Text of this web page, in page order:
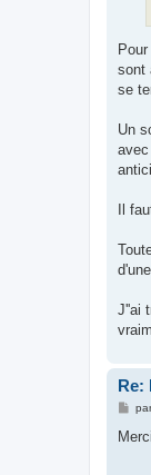
sont
se
Un
Il
J''ai
Re:
M
s